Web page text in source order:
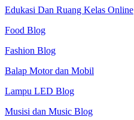
Edukasi Dan Ruang Kelas Online
Food Blog
Fashion Blog
Balap Motor dan Mobil
Lampu LED Blog
Musisi dan Music Blog